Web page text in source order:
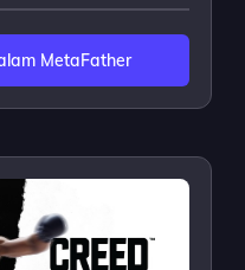
MetaFather